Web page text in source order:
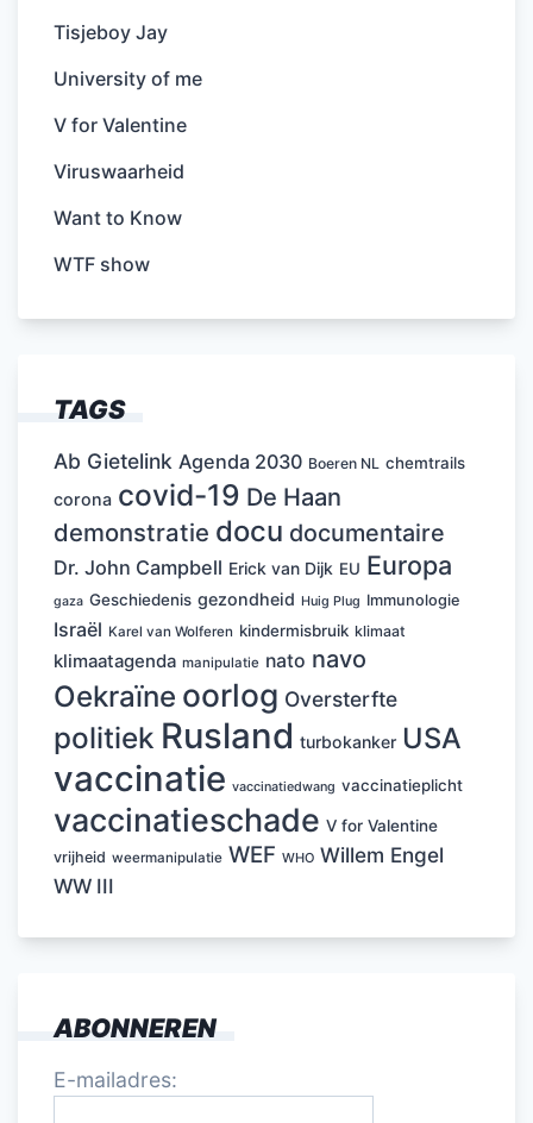
Tisjeboy Jay
University of me
V for Valentine
Viruswaarheid
Want to Know
WTF show
TAGS
Ab Gietelink Agenda 2030 Boeren NL chemtrails
corona covid-19 De Haan
demonstratie docu documentaire
Dr. John Campbell Erick van Dijk EU Europa
gaza Geschiedenis gezondheid Huig Plug Immunologie
Israël Karel van Wolferen kindermisbruik klimaat
klimaatagenda manipulatie nato navo
Oekraïne oorlog Oversterfte
politiek Rusland turbokanker USA
vaccinatie vaccinatiedwang vaccinatieplicht
vaccinatieschade V for Valentine
vrijheid weermanipulatie WEF WHO Willem Engel
WW III
ABONNEREN
E-mailadres: